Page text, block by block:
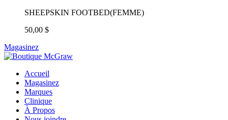
SHEEPSKIN FOOTBED(FEMME)
50,00 $
Magasinez
Accueil
Magasinez
Marques
Clinique
À Propos